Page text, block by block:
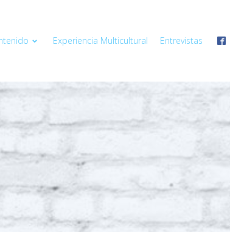
Experiencia Multicultural Entrevistas